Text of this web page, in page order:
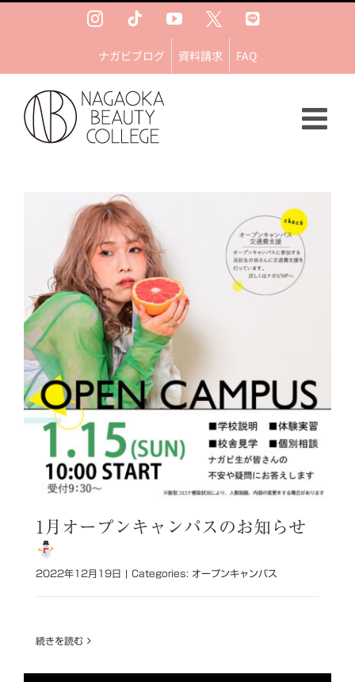
InstagramTiktokYouTube
Ｘ LINE
ナガビブログ 資料請求 FAQ
1月オープンキャンパスのお知らせ
2022年12月19日 | Categories: オープンキャンパス
続きを読む